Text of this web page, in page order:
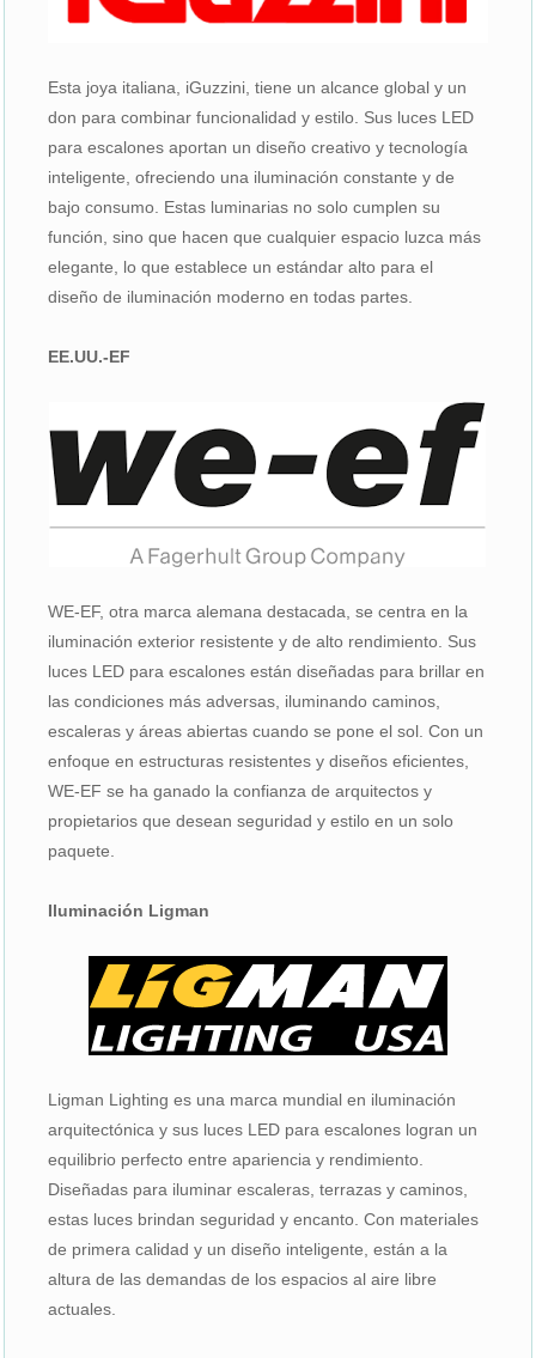
Esta joya italiana, iGuzzini, tiene un alcance global y un
don para combinar funcionalidad y estilo. Sus luces LED
para escalones aportan un diseño creativo y tecnología
inteligente, ofreciendo una iluminación constante y de
bajo consumo. Estas luminarias no solo cumplen su
función, sino que hacen que cualquier espacio luzca más
elegante, lo que establece un estándar alto para el
diseño de iluminación moderno en todas partes.
EE.UU.-EF
WE-EF, otra marca alemana destacada, se centra en la
iluminación exterior resistente y de alto rendimiento. Sus
luces LED para escalones están diseñadas para brillar en
las condiciones más adversas, iluminando caminos,
escaleras y áreas abiertas cuando se pone el sol. Con un
enfoque en estructuras resistentes y diseños eficientes,
WE-EF se ha ganado la confianza de arquitectos y
propietarios que desean seguridad y estilo en un solo
paquete.
Iluminación Ligman
Ligman Lighting es una marca mundial en iluminación
arquitectónica y sus luces LED para escalones logran un
equilibrio perfecto entre apariencia y rendimiento.
Diseñadas para iluminar escaleras, terrazas y caminos,
estas luces brindan seguridad y encanto. Con materiales
de primera calidad y un diseño inteligente, están a la
altura de las demandas de los espacios al aire libre
actuales.